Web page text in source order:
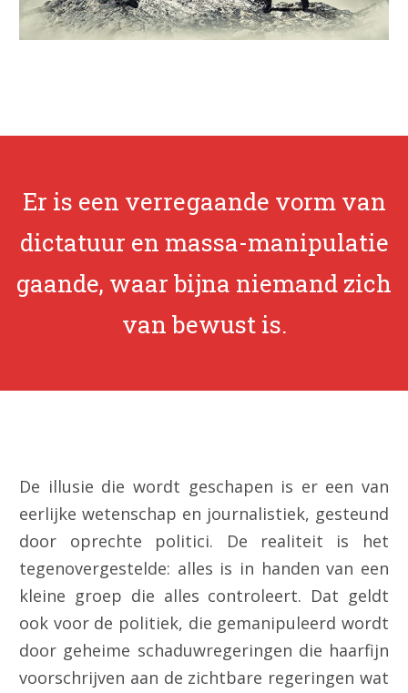
Er is een verregaande vorm van
dictatuur en massa-manipulatie
gaande, waar bijna niemand zich
van bewust is.
De illusie die wordt geschapen is er een van
eerlijke wetenschap en journalistiek, gesteund
door oprechte politici. De realiteit is het
tegenovergestelde: alles is in handen van een
kleine groep die alles controleert. Dat geldt
ook voor de politiek, die gemanipuleerd wordt
door geheime schaduwregeringen die haarfijn
voorschrijven aan de zichtbare regeringen wat